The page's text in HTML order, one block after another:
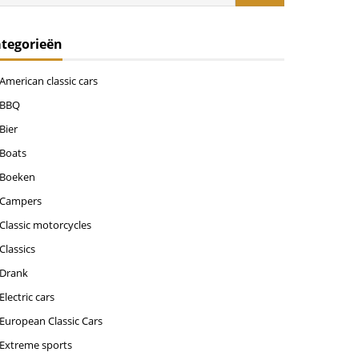
American classic cars
BBQ
Bier
Boats
Boeken
Campers
Classic motorcycles
Classics
Drank
Electric cars
European Classic Cars
Extreme sports